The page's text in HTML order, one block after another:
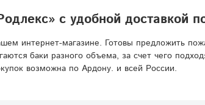
с удобной доставкой
интернет-магазине. Готовы предложить
баки разного объема, за счет чего
возможна по Ардону. и всей России.